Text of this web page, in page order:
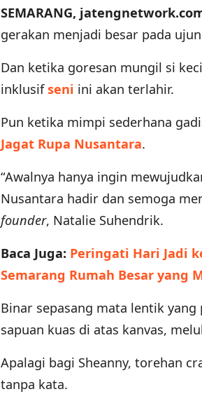
SEMARANG,
gerakan menjadi besar pada
Dan ketika goresan mungil si
inklusifseni ini akan terlahir.
Pun ketika mimpi sederhana
Jagat Rupa Nusantara.
“Awalnya hanya ingin
Nusantara hadir dan semoga
founder, Natalie Suhendrik.
Baca Juga: Peringati Hari Jadi
Semarang Rumah Besar yang
Binar sepasang mata lentik
sapuan kuas di atas kanvas,
Apalagi bagi Sheanny, torehan
tanpa kata.